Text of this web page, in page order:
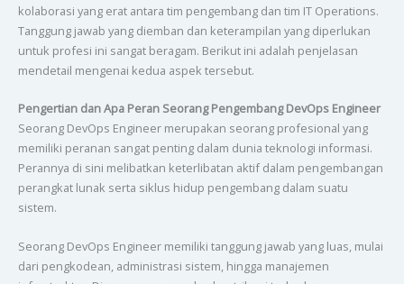
kolaborasi yang erat antara tim pengembang dan tim IT Operations.
Tanggung jawab yang diemban dan keterampilan yang diperlukan
untuk profesi ini sangat beragam. Berikut ini adalah penjelasan
mendetail mengenai kedua aspek tersebut.
Pengertian dan Apa Peran Seorang Pengembang DevOps Engineer
Seorang DevOps Engineer merupakan seorang profesional yang
memiliki peranan sangat penting dalam dunia teknologi informasi.
Perannya di sini melibatkan keterlibatan aktif dalam pengembangan
perangkat lunak serta siklus hidup pengembang dalam suatu
sistem.
Seorang DevOps Engineer memiliki tanggung jawab yang luas, mulai
dari pengkodean, administrasi sistem, hingga manajemen